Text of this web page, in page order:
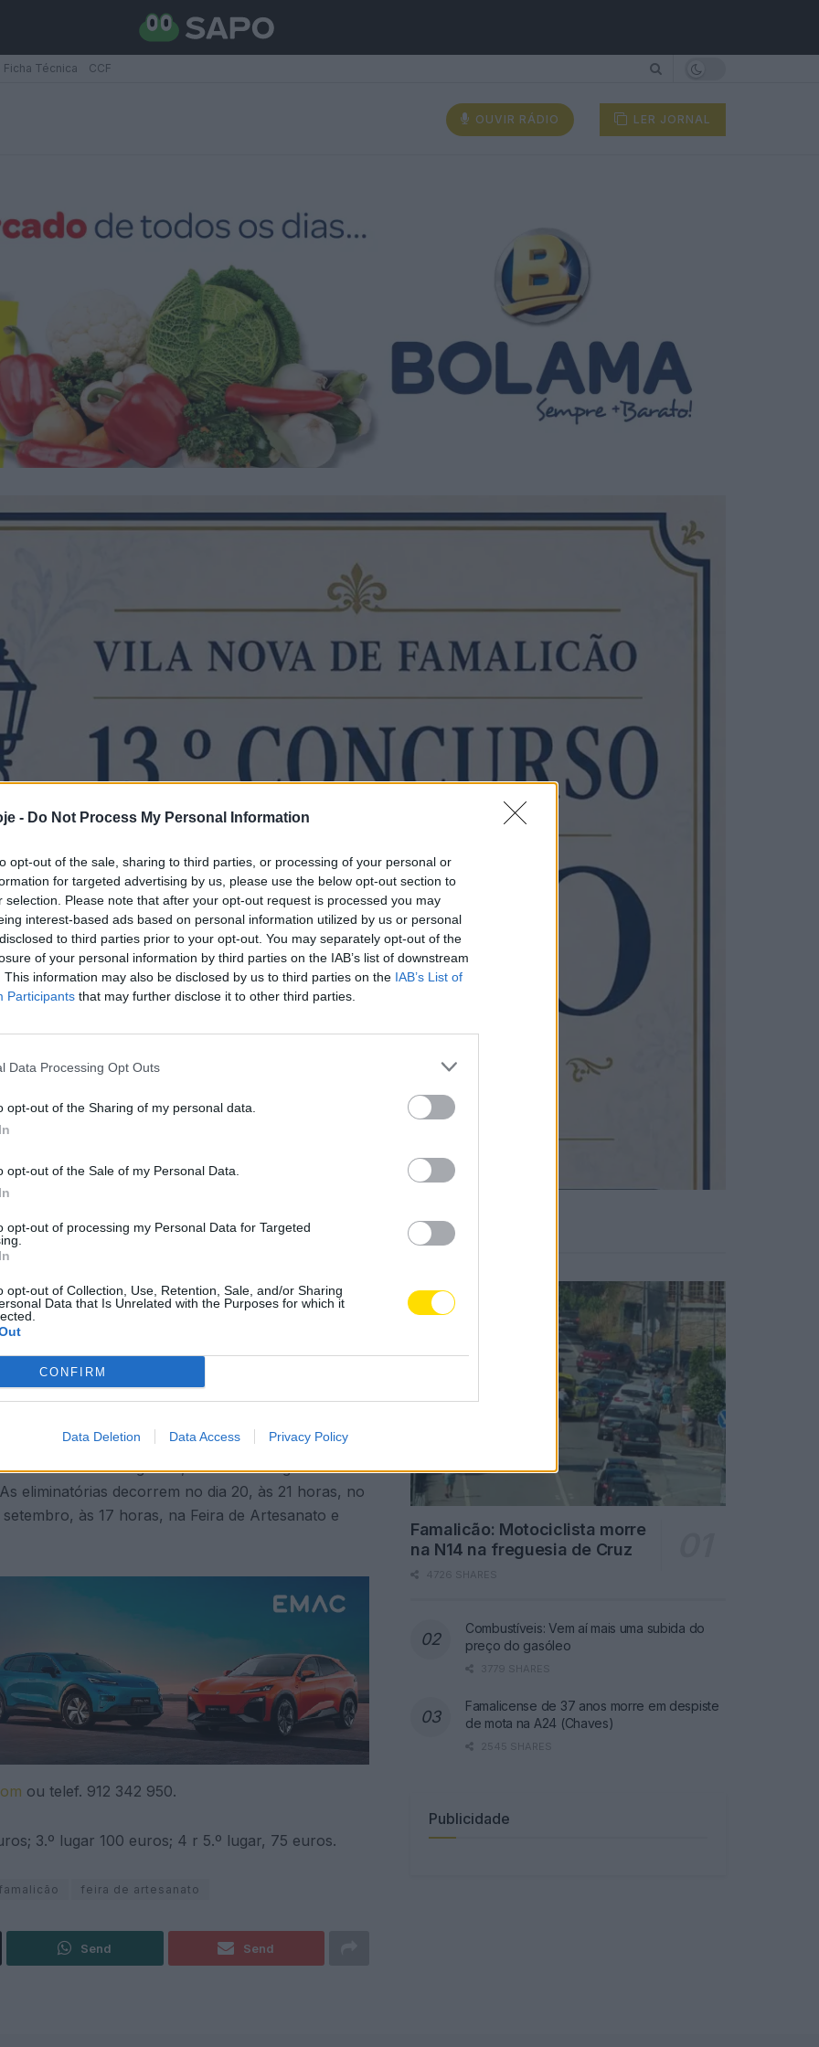
- Do Not Process My Personal Information
opt-out of the sale, sharing to third parties, or processing of your personal or
for targeted advertising by us, please use the below opt-out section to
selection. Please note that after your opt-out request is processed you may
interest-based ads based on personal information utilized by us or personal
to third parties prior to your opt-out. You may separately opt-out of the
of your personal information by third parties on the IAB’s list of downstream
This information may also be disclosed by us to third parties on the IAB’s List of
Participants that may further disclose it to other third parties.
Data Processing Opt Outs
opt-out of the Sharing of my personal data.
opt-out of the Sale of my Personal Data.
opt-out of processing my Personal Data for Targeted
opt-out of Collection, Use, Retention, Sale, and/or Sharing
Data that Is Unrelated with the Purposes for which it
CONFIRM
Data Deletion Data Access Privacy Policy
Ficha Técnica CCF
OUVIR RÁDIO LER JORNAL
anuncia o 13.º
Fado organiza, entre 20 de agosto e 2 de
eliminatórias decorrem no dia 20, às 21 horas, no
às 17 horas, na Feira de Artesanato e
ou telef. 912 342 950.
3.º lugar 100 euros; 4 r 5.º lugar, 75 euros.
famalicão feira de artesanato
Send Send
Notícias Populares
Famalicão: Motociclista morre
na N14 na freguesia de Cruz
4726 SHARES
Combustíveis: Vem aí mais uma subida do
preço do gasóleo
3779 SHARES
Famalicense de 37 anos morre em despiste
de mota na A24 (Chaves)
2545 SHARES
Publicidade